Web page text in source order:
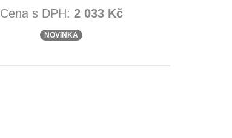
Cena s DPH: 2 033 Kč
NOVINKA